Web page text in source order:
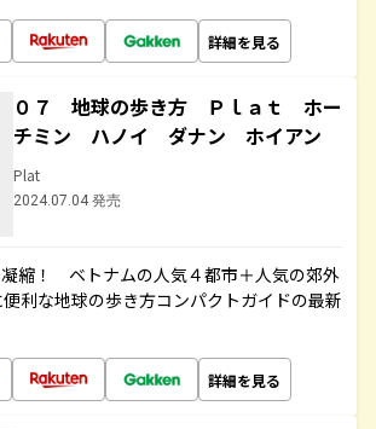
詳細を見る
０７ 地球の歩き方 Ｐｌａｔ ホー
チミン ハノイ ダナン ホイアン
Plat
2024.07.04 発売
凝縮！ ベトナムの人気４都市＋人気の郊外
利な地球の歩き方コンパクトガイドの最新
詳細を見る